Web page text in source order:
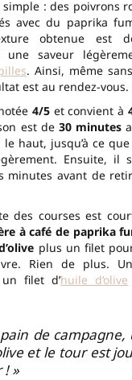
: des poivrons
avec du paprika
obtenue est
une saveur
. Ainsi, même
est au rendez-vous.
4/5et convient à
est de 30 minutes
le haut, jusqu’à ce
Ensuite, il
minutes avant de
des courses est
à café de paprika
plus un filet
Rien de plus.
filet d’huile d’olive
de
et le tour est
! »